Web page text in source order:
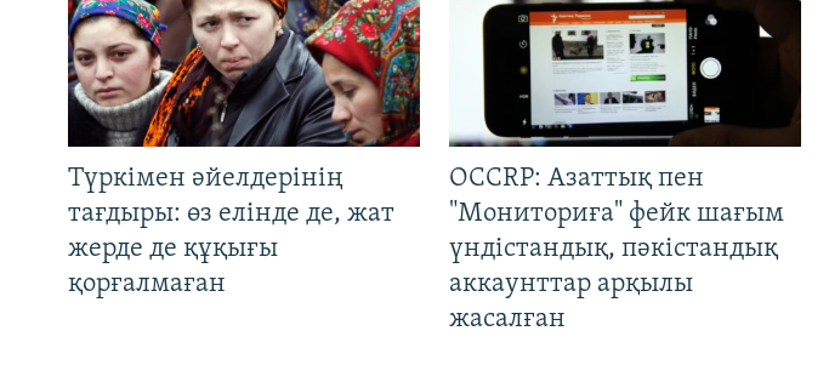
Түркімен әйелдерінің
тағдыры: өз елінде де, жат
жерде де құқығы
қорғалмаған
OCCRP: Азаттық пен
"Мониториға" фейк шағым
үндістандық, пәкістандық
аккаунттар арқылы
жасалған